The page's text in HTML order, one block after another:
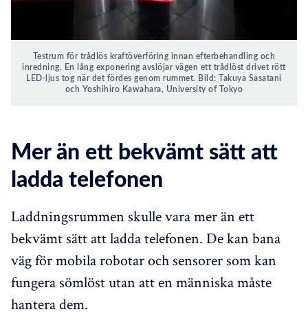
Testrum för trådlös kraftöverföring innan efterbehandling och
inredning. En lång exponering avslöjar vägen ett trådlöst drivet rött
LED-ljus tog när det fördes genom rummet. Bild: Takuya Sasatani
och Yoshihiro Kawahara, University of Tokyo
Mer än ett bekvämt sätt att
ladda telefonen
Laddningsrummen skulle vara mer än ett
bekvämt sätt att ladda telefonen. De kan bana
väg för mobila robotar och sensorer som kan
fungera sömlöst utan att en människa måste
hantera dem.